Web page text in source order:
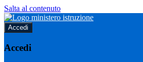
Salta al contenuto
Accedi
Accedi